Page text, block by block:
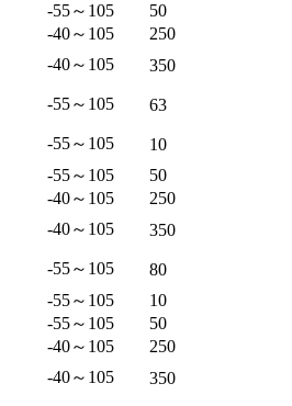
-55～105
50
-40～105
250
-40～105 350
-55～105 63
-55～105
10
-55～105
50
-40～105
250
-40～105 350
-55～105
80
-55～105
10
-55～105
50
-40～105
250
-40～105 350